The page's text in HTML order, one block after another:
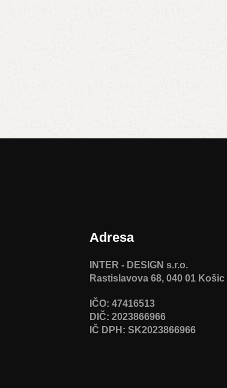
Adresa
INTER - DESIGN s.r.o.
Rastislavova 68, 040 01 Košic
IČO: 47416513
DIČ: 2023866966
IČ DPH: SK2023866966